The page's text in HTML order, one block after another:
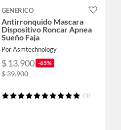
GENERICO
Antirronquido Mascara
Dispositivo Roncar Apnea
Sueño Faja
Por Asmtechnology
$ 13.900 -65%
$ 39.900
(5)